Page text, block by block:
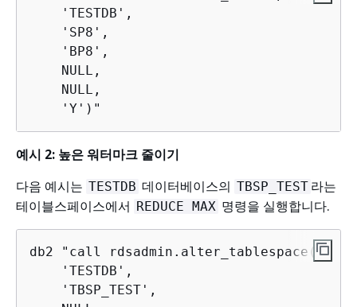
    'TESTDB',
    'SP8',
    'BP8',
    NULL,
    NULL,
    'Y')"
예시 2: 높은 워터마크 줄이기
다음 예시는 TESTDB 데이터베이스의 TBSP_TEST 라는
테이블스페이스에서 REDUCE MAX 명령을 실행합니다.
db2 "call rdsadmin.alter_tablespace(
    'TESTDB',
    'TBSP_TEST',